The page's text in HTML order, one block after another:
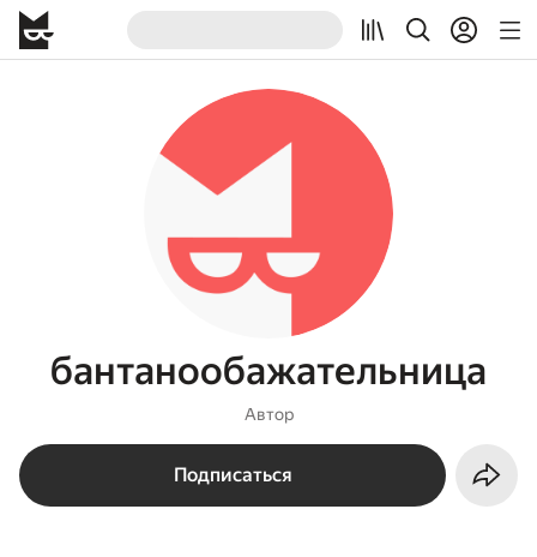
бантанообажательница
Автор
Подписаться